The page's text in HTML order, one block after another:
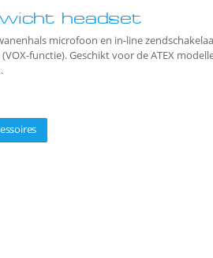
headset
microfoon en in-line
functie). Geschikt voor de ATEX